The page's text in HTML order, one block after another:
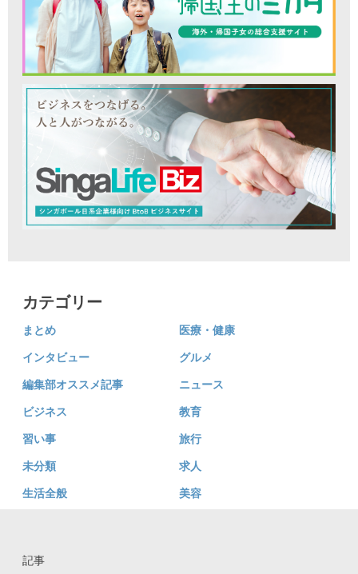
カテゴリー
まとめ 医療・健康
インタビュー グルメ
編集部オススメ記事 ニュース
ビジネス 教育
習い事 旅行
未分類 求人
生活全般 美容
記事